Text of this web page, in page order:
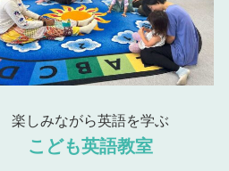
楽しみながら英語を学ぶ
こども英語教室